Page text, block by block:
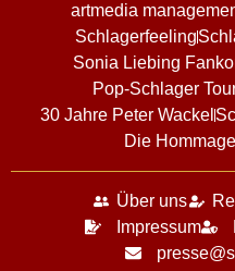
artmedia
Schlagerfeeling
Sonia Liebing
Pop-Schlager
30 Jahre Peter Wackel
Die
Über uns
Impressum